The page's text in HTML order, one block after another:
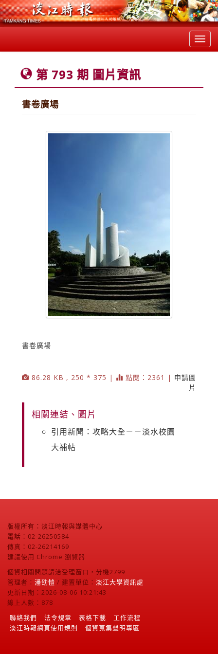
第 793 期 圖片資訊
書卷廣場
書卷廣場
86.28 KB , 250 * 375 | 點閱：2361 | 申請圖
片
相關連結、圖片
引用新聞：攻略大全－－淡水校園
大補帖
版權所有：淡江時報與媒體中心
電話：02-26250584
傳真：02-26214169
建議使用 Chrome 瀏覽器
個資相關問題請洽受理窗口，分機2799
管理者： 潘劭愷 / 建置單位： 淡江大學資訊處
更新日期：2026-08-06 10:21:43
線上人數：878
聯絡我們
法令規章 表格下載
工作流程
淡江時報網頁使用規則
個資蒐集聲明專區